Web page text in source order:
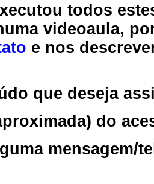
todos
videoaula,
e nos
que deseja
do
mensagem/